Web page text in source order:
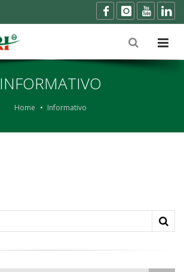
INFORMATIVO
Home Informativo